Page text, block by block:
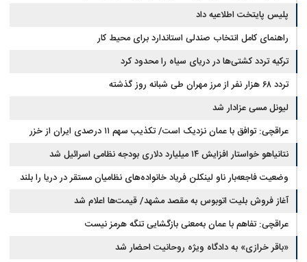
پلیس پایتخت اطلاعیه داد
راهنمای کامل انتخاب صندلی استاندارد برای محیط کار
ترکیه تردد کشتی‌ها در دریای سیاه را محدود کرد
تردد ۶۸ هزار نفر از مرز مهران طی شبانه روز گذشته
لیونل مسی عزادار شد
عراقچی: توافق با عمان نزدیک است/ تکذیب سهم ۱۱ درصدی ایران از خزر
نتانیاهو خواستار افزایش ۱۴ میلیارد دلاری بودجه نظامی اسرائیل شد
وضعیت فاجعه‌بار ناو لینکلن فریاد خانواده‌های نظامیان مستقر در دریا را بلند
کردآغاز فروش بلیت اتوبوس به مقصد مشهد/ قیمت‌ها اعلام شد
عراقچی: تفاهم با عمان به‌معنی بازگشایی تنگه هرمز نیست
«باقر خرازی» به دادگاه ویژه روحانیت احضار شد